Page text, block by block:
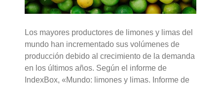
Los mayores productores de limones y limas del
mundo han incrementado sus volúmenes de
producción debido al crecimiento de la demanda
en los últimos años. Según el informe de
IndexBox, «Mundo: limones y limas. Informe de